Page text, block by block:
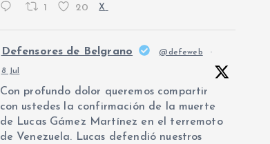
1 20 X
Defensores de Belgrano @defeweb ·
8 Jul
Con profundo dolor queremos compartir
con ustedes la confirmación de la muerte
de Lucas Gámez Martínez en el terremoto
de Venezuela. Lucas defendió nuestros